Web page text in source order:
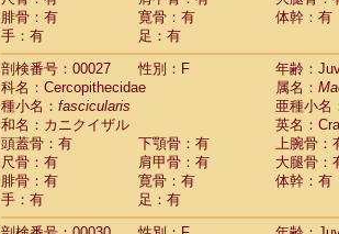
Cebidae Saimiri sciureus
Atelidae Alouatta caraya
AtelidaeAlouatta fusca
Atelidae Alouatta seniculus
AtelidaeAlouatta
AtelidaeAteles belzebuth
Atelidae Ateles geoffroyi
Atelidae Ateles paniscus
Atelidae Atelesspp.
Atelidae Lagothrix lagothricha
AtelidaeLagothrix lagothricha cana(0)
腓骨：有
寛骨：有
体幹：有
手：有
足：有
剖検番号：00027
性別：F
年齢：
科名：Cercopithecidae
属名：
種小名： fascicularis
亜種小名
和名：カニクイザル
英名：
頭蓋骨：有
下顎骨：有
上腕骨：
尺骨：有
肩甲骨：有
大腿骨：
腓骨：有
寛骨：有
体幹：有
手：有
足：有